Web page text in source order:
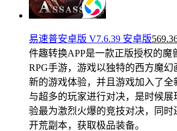
易速普安卓版 V7.6.39 安卓版
件趣转换APP是一款正版授权的魔
RPG手游，游戏以独特的西方魔
新的游戏体验，并且游戏加入了全
与超多的玩家进行对决，是时候
验最为激烈火爆的竞技对决，同时
开荒副本，获取极品装备。